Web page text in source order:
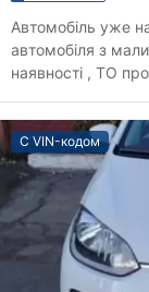
Автомобіль уже
автомобіля з малим пробігом Всі
наявності , ТО
С VIN-кодом